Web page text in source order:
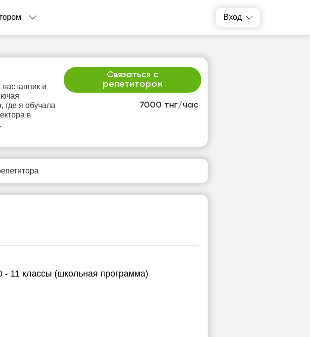
Вход
7000 тнг/час
Связаться с
репетитором
и
где я обучала
в
- 11 классы (школьная программа)
12
13
14
Нет
свободных
свободных
свободных